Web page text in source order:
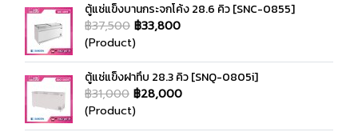
ตู้แช่แข็งบานกระจกโค้ง 28.6 คิว [SNC-0855]
฿37,500 ฿33,800
(Product)
ตู้แช่แข็งฝาทึบ 28.3 คิว [SNQ-0805i]
฿31,000 ฿28,000
(Product)